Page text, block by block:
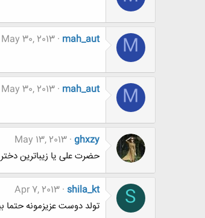
M
mah_aut
May 30, 2013
M
mah_aut
May 30, 2013
ghxzy
May 13, 2013
حضرت علی یا زیباترین دختر
S
shila_kt
Apr 7, 2013
تولد دوست عزیزمونه حتما